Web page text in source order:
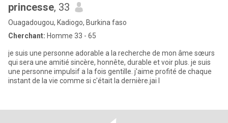
princesse, 33
Ouagadougou, Kadiogo, Burkina faso
Cherchant: Homme 33 - 65
je suis une personne adorable a la recherche de mon âme sœurs
qui sera une amitié sincère, honnête, durable et voir plus. je suis
une personne impulsif a la fois gentille. j'aime profité de chaque
instant de la vie comme si c'était la dernière.jai l